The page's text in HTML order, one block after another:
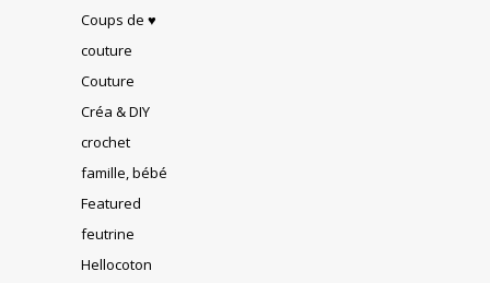
Coups de ♥
couture
Couture
Créa & DIY
crochet
famille, bébé
Featured
feutrine
Hellocoton